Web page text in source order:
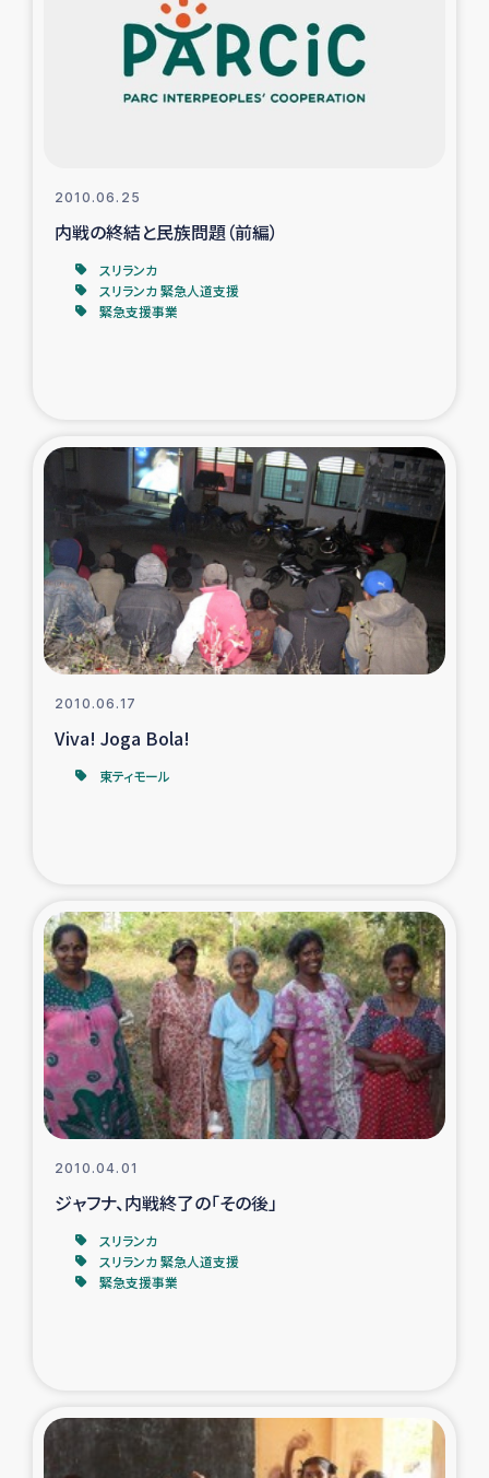
スリランカの南北女性をつなぐサリー・リサイクル・プロ
ジェクト
復興支援事業
ミャンマー緊急支援
タイ国境ミャンマー移民子ども支援
漁民によるマングローブ植林活動
レバノンでのシリア難民への食糧・越冬支援
レバノンにおける緊急支援
レバノンでのシリア難民への教育支援事業
神原ゼミxパルシック
石巻市街地在宅被災者支援
復興応援隊の活動
仮設住宅生活支援・農業復興支援
漁業復興支援
インターン・ボランティア日誌
経済自立支援事業
ガザ地区における羊の畜産支援
2010.06.25
内戦の終結と民族問題（前編）
スリランカ
スリランカ 緊急人道支援
緊急支援事業
2010.06.17
Viva! Joga Bola!
東ティモール
2010.04.01
ジャフナ、内戦終了の「その後」
スリランカ
スリランカ 緊急人道支援
緊急支援事業